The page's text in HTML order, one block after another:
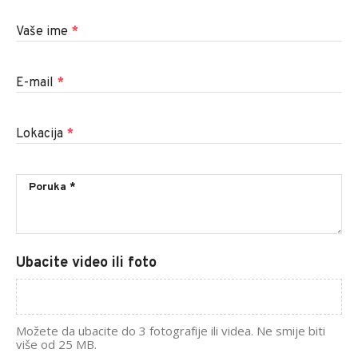
Vaše ime *
E-mail *
Lokacija *
Ubacite video ili foto
Možete da ubacite do 3 fotografije ili videa. Ne smije biti
više od 25 MB.